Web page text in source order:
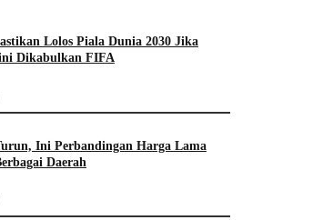
Lolos Piala Dunia 2030 Jika
Dikabulkan FIFA
Ini Perbandingan Harga Lama
Daerah